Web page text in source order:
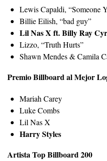
Lewis Capaldi, “Someone
Billie Eilish, “bad guy”
Lil Nas X ft. Billy Ray
Lizzo, “Truth Hurts”
Shawn Mendes & Camila
Premio Billboard al Mejor
Mariah Carey
Luke Combs
Lil Nas X
Harry Styles
Artista Top Billboard 200